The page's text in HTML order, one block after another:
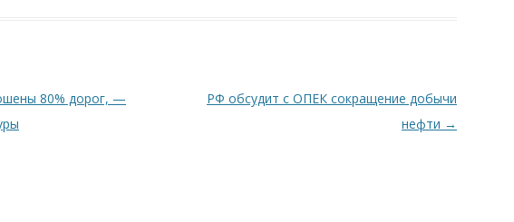
80% дорог, —
РФ обсудит с ОПЕК сокращение добычи
нефти →